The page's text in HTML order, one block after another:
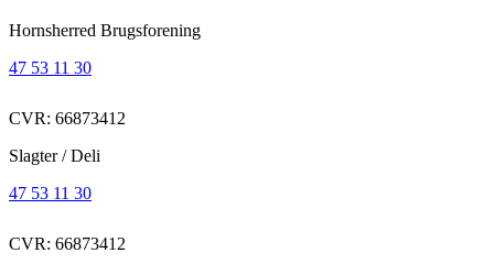
Hornsherred Brugsforening
47 53 11 30
CVR: 66873412
Slagter / Deli
47 53 11 30
CVR: 66873412